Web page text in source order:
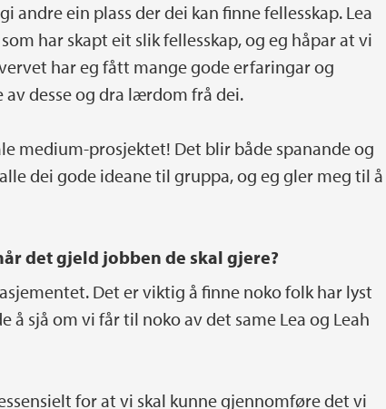
andre ein plass der dei kan finne fellesskap. Lea
har skapt eit slik fellesskap, og eg håpar at vi
har eg fått mange gode erfaringar og
desse og dra lærdom frå dei.
medium-prosjektet! Det blir både spanande og
dei gode ideane til gruppa, og eg gler meg til å
det gjeld jobben de skal gjere?
Det er viktig å finne noko folk har lyst
å sjå om vi får til noko av det same Lea og Leah
for at vi skal kunne gjennomføre det vi